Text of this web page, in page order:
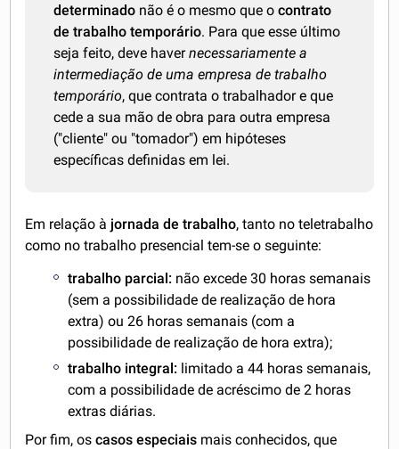
determinado não é o mesmo que o contrato
de trabalho temporário. Para que esse último
seja feito, deve havernecessariamente a
intermediação de uma empresa de trabalho
temporário, que contrata o trabalhador e que
cede a sua mão de obra para outra empresa
("cliente" ou "tomador") em hipóteses
específicas definidas em lei.
Em relação à jornada de trabalho, tanto no teletrabalho
como no trabalho presencial tem-se o seguinte:
trabalho parcial: não excede 30 horas semanais
(sem a possibilidade de realização de hora
extra) ou 26 horas semanais (com a
possibilidade de realização de hora extra);
trabalho integral: limitado a 44 horas semanais,
com a possibilidade de acréscimo de 2 horas
extras diárias.
Por fim, oscasos especiais mais conhecidos, que